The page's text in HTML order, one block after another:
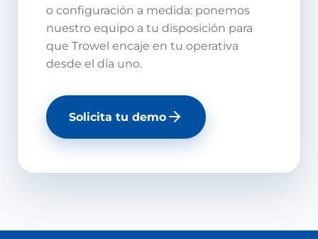
o configuración a medida: ponemos
nuestro equipo a tu disposición para
que Trowel encaje en tu operativa
desde el día uno.
Solicita tu demo